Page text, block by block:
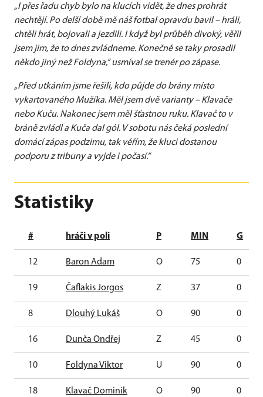
„I přes řadu chyb bylo na klucích vidět, že dnes prohrát
nechtějí. Po delší době mě náš fotbal opravdu bavil – hráli,
chtěli hrát, bojovali a jezdili. I když byl průběh divoký, věřil
jsem jim, že to dnes zvládneme. Konečně se taky prosadil
někdo jiný než Foldyna,“ usmíval se trenér po zápase.
„Před utkáním jsme řešili, kdo půjde do brány místo
vykartovaného Mužíka. Měl jsem dvě varianty – Klavače
nebo Kuču. Nakonec jsem měl šťastnou ruku. Klavač to v
bráně zvládl a Kuča dal gól. V sobotu nás čeká poslední
domácí zápas podzimu, tak věřím, že kluci dostanou
podporu z tribuny a vyjde i počasí.“
Statistiky
# hráči v poli P MIN G
12 Baron Adam O 75 0
19 Čaflakis Jorgos Z 37 0
8 Dlouhý Lukáš O 90 0
16 Dunča Ondřej Z 45 0
10 Foldyna Viktor U 90 0
18 Klavač Dominik O 90 0